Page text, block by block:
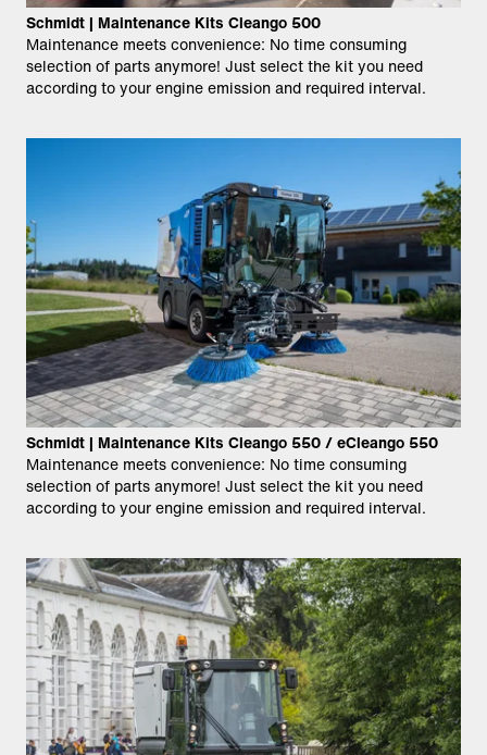
Schmidt | Maintenance Kits Cleango 500
Maintenance meets convenience: No time consuming
selection of parts anymore! Just select the kit you need
according to your engine emission and required interval.
Schmidt | Maintenance Kits Cleango 550 / eCleango 550
Maintenance meets convenience: No time consuming
selection of parts anymore! Just select the kit you need
according to your engine emission and required interval.